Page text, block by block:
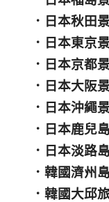
． 日本秋田
． 日本東京
． 日本京都
． 日本大阪
． 日本沖繩
． 日本鹿兒
． 日本淡路
．韓國濟州
．韓國大邱